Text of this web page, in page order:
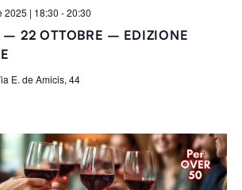
– 22 OTTOBRE – EDIZIONE
2025 | 18:30 -20:30
E. de Amicis, 44